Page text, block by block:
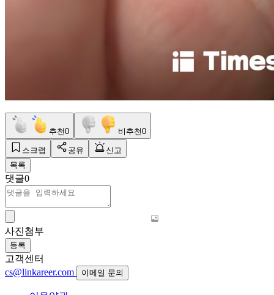
추천0 비추천0
스크랩 공유
신고
목록
댓글0
사진첨부
등록
고객센터
cs@linkareer.com
이메일 문의